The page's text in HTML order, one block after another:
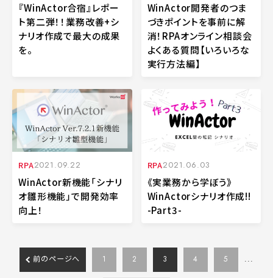
『WinActor合宿』レポー
ト第二弾！！業務改善+シ
ナリオ作成で最大の成果
を。
WinActor開発者のつま
づきポイントを事前に解
消！RPAオンライン相談会
よくある質問【いろいろな
実行方法編】
RPA2021.09.22
WinActor新機能「シナリ
オ雛形機能」で開発効率
向上！
RPA2021.06.03
《実業務から学ぼう》
WinActorシナリオ作成!!
-Part3-
前のページへ 1 2 3 4 5 ...